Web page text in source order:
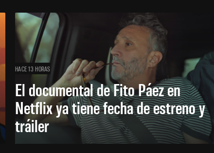
HACE 13 HORAS
El documental de Fito Páez en
Netflix ya tiene fecha de estreno y
tráiler